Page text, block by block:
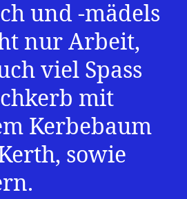
und -mädels
nur Arbeit,
viel Spass
mit
Kerbebaum
sowie